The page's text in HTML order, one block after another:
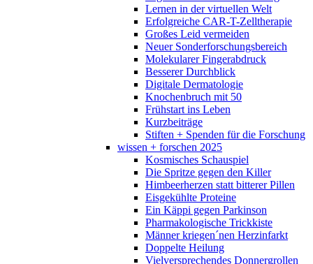
Lernen in der virtuellen Welt
Erfolgreiche CAR-T-Zelltherapie
Großes Leid vermeiden
Neuer Sonderforschungsbereich
Molekularer Fingerabdruck
Besserer Durchblick
Digitale Dermatologie
Knochenbruch mit 50
Frühstart ins Leben
Kurzbeiträge
Stiften + Spenden für die Forschung
wissen + forschen 2025
Kosmisches Schauspiel
Die Spritze gegen den Killer
Himbeerherzen statt bitterer Pillen
Eisgekühlte Proteine
Ein Käppi gegen Parkinson
Pharmakologische Trickkiste
Männer kriegen´nen Herzinfarkt
Doppelte Heilung
Vielversprechendes Donnergrollen